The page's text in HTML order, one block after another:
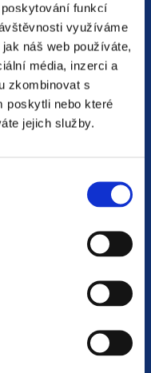
funkcí
využíváme
náš web používáte,
média, inzerci a
zkombinovat s
poskytli nebo které
jejich služby.
v
Zakládáme
přístupu,
pracovní
více než
40